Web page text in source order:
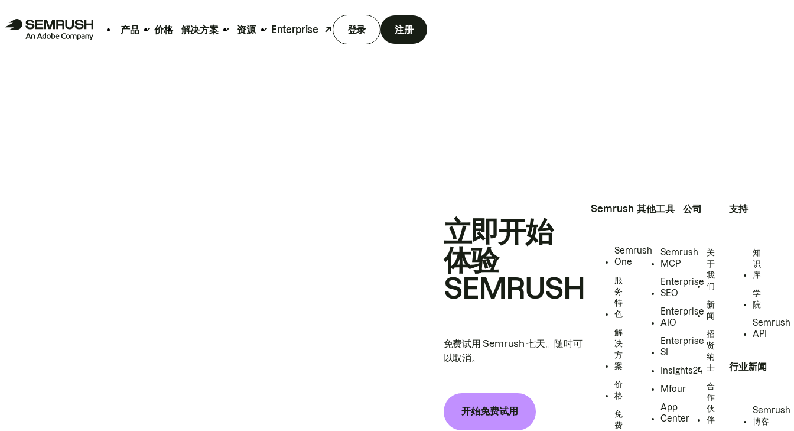
产品 价格 解决方案 资源 Enterprise 登录 注册
立即开始
体验
SEMRUSH
免费试用 Semrush 七天。随时可
以取消。
开始免费试用
Semrush
Semrush
One
服
务
特
色
解
决
方
案
价
格
免
费
其他工具
Semrush
MCP
Enterprise
SEO
Enterprise
AIO
Enterprise
SI
Insights24
Mfour
App
Center
公司
关
于
我
们
新
闻
招
贤
纳
士
合
作
伙
伴
支持
知
识
库
学
院
Semrush
API
行业新闻
Semrush
博客